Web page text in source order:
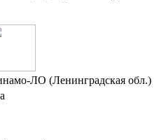
ЛО (Ленинградская обл.)